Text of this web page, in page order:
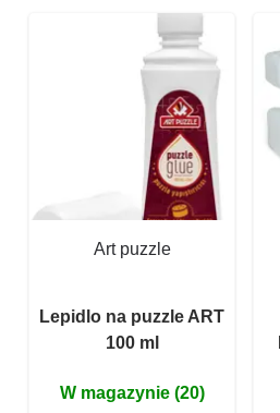
Art puzzle
Lepidlo na puzzle ART
100 ml
W magazynie (20)